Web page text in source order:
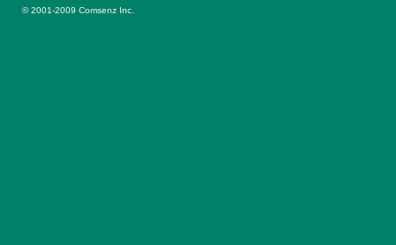
© 2001-2009 Comsenz Inc.